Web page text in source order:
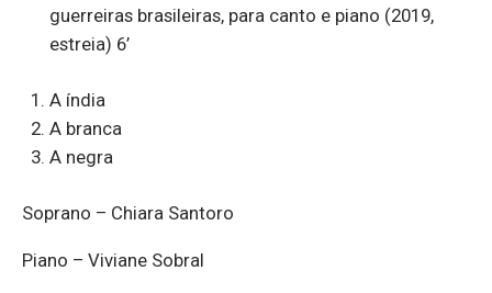
guerreiras brasileiras, para canto e piano (2019,
estreia) 6’
A índia
A branca
A negra
Soprano – Chiara Santoro
Piano – Viviane Sobral